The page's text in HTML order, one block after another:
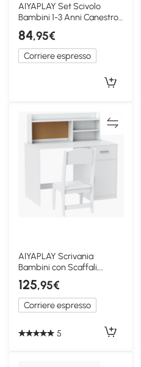
AIYAPLAY Set Scivolo
Bambini 1-3 Anni Canestro
Telescopio Giallo
84,95€
Corriere espresso
AIYAPLAY Scrivania
Bambini con Scaffali,
Cassetto e Sedia Bianco
125,95€
Corriere espresso
5